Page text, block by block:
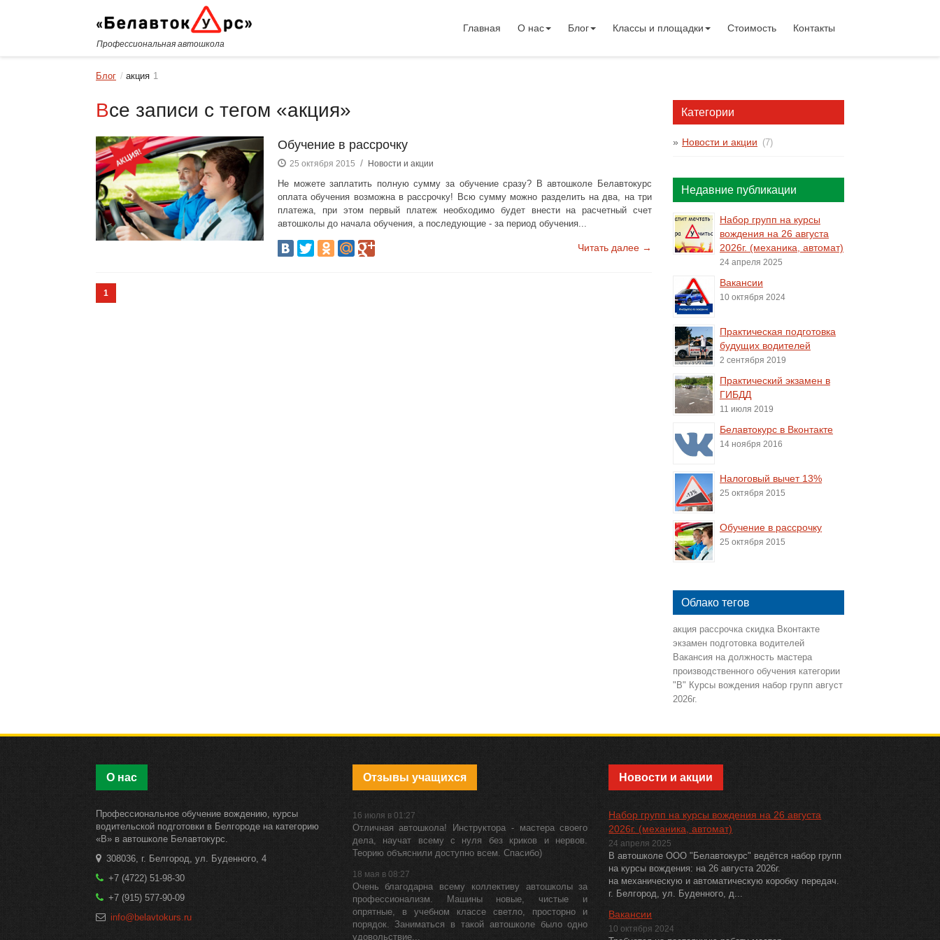
Профессиональная автошкола
Главная О нас Блог Классы и площадки Стоимость Контакты
Блог акция 1
Все записи с тегом «акция»
Обучение в рассрочку
25 октября 2015 / Новости и акции
Не можете заплатить полную сумму за обучение сразу? В автошколе Белавтокурс
оплата обучения возможна в рассрочку! Всю сумму можно разделить на два, на три
платежа, при этом первый платеж необходимо будет внести на расчетный счет
автошколы до начала обучения, а последующие - за период обучения...
Читать далее →
1
Категории
Новости и акции (7)
Недавние публикации
Набор групп на курсы
вождения на 26 августа
2026г. (механика, автомат)
24 апреля 2025
Вакансии
10 октября 2024
Практическая подготовка
будущих водителей
2 сентября 2019
Практический экзамен в
ГИБДД
11 июля 2019
Белавтокурс в Вконтакте
14 ноября 2016
Налоговый вычет 13%
25 октября 2015
Обучение в рассрочку
25 октября 2015
Облако тегов
акция рассрочка скидка Вконтакте
экзамен подготовка водителей
Вакансия на должность мастера
производственного обучения категории
"В" Курсы вождения набор групп август
2026г.
О нас
Профессиональное обучение вождению, курсы
водительской подготовки в Белгороде на категорию
«B» в автошколе Белавтокурс.
308036, г. Белгород, ул. Буденного, 4
+7 (4722) 51-98-30
+7 (915) 577-90-09
info@belavtokurs.ru
Отзывы учащихся
16 июля в 01:27
Отличная автошкола! Инструктора - мастера своего
дела, научат всему с нуля без криков и нервов.
Теорию объяснили доступно всем. Спасибо)
18 мая в 08:27
Очень благодарна всему коллективу автошколы за
профессионализм. Машины новые, чистые и
опрятные, в учебном классе светло, просторно и
порядок. Заниматься в такой автошколе было одно
удовольствие...
Новости и акции
Набор групп на курсы вождения на 26 августа
2026г. (механика, автомат)
24 апреля 2025
В автошколе ООО "Белавтокурс" ведётся набор групп
на курсы вождения: на 26 августа 2026г.
на механическую и автоматическую коробку передач.
г. Белгород, ул. Буденного, д...
Вакансии
10 октября 2024